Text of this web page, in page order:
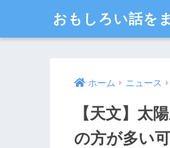
おもしろい話を
ホーム ニュース
【天文】太
の方が多い